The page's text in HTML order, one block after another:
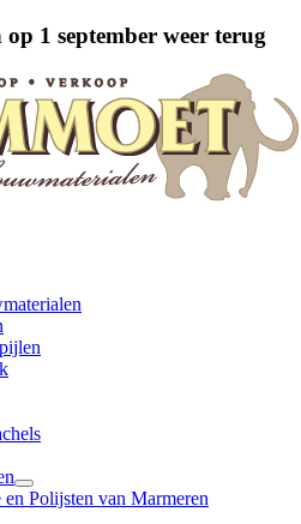
1 september weer terug
en Polijsten van Marmeren